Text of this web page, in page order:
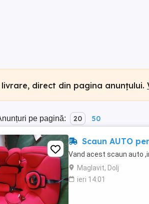
livrare, direct din pagina anunțului.
pe pagină: 20 50
Scaun AUTO
Vand acest scaun auto
Maglavit, Dolj
ieri 14:01